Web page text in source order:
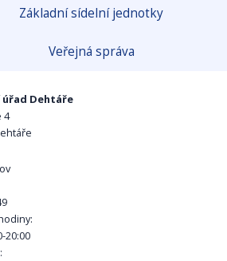
Základní sídelní jednotky
Veřejná správa
úřad Dehtáře
4
20:00